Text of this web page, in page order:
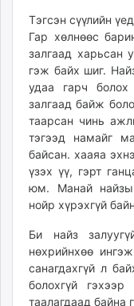
shuud.mn
eagle.mn
ergelt.mn
zarig.mn
today.mn
zuv.mn
mminfo.mn
ugluu.mn
urlag.mn
unen.mn
asu.mn
shudarga.mn
shuurhai.mn
unuudur.mn
Тэгсэн сүүлийн
Гар хөлнөөс
залгаад харьсан
гэж байх шиг.
удаа гарч
залгаад байж
таарсан чинь
тэгээд намайг
байсан. хааяа
үзэх үү, гэрт
юм. Манай
нойр хүрэхгүй
Би найз
нөхрийнхөө
санагдахгүй л
болохгүй
таалагдаад байна